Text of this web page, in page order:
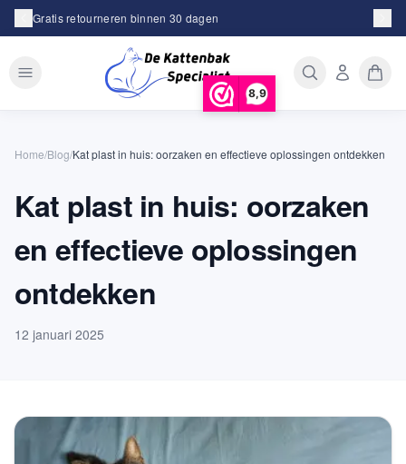
8,9
Achteraf betalen met Klarna
Home/Blog/Kat plast in huis: oorzaken en effectieve oplossingen ontdekken
Kat plast in huis: oorzaken
en effectieve oplossingen
ontdekken
12 januari 2025